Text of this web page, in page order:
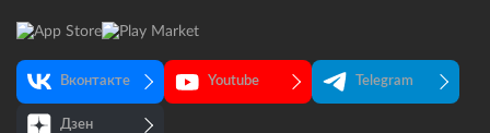
Вконтакте Youtube Telegram
Дзен